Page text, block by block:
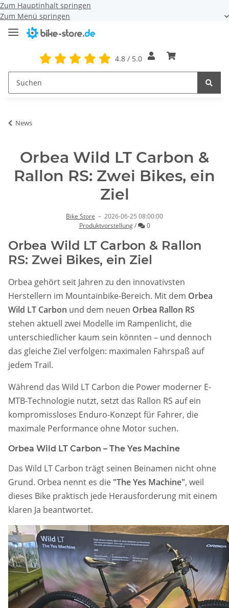
Zum Hauptinhalt springen
Zum Menü springen
4.8 / 5.0
News
Orbea Wild LT Carbon &
Rallon RS: Zwei Bikes, ein
Ziel
Bike Store – 2026-06-25 08:00:00
Produktvorstellung / Kommentare
0
Orbea Wild LT Carbon & Rallon
RS: Zwei Bikes, ein Ziel
Orbea gehört seit Jahren zu den innovativsten
Herstellern im Mountainbike-Bereich. Mit dem Orbea
Wild LT Carbon und dem neuen Orbea Rallon RS
stehen aktuell zwei Modelle im Rampenlicht, die
unterschiedlicher kaum sein könnten – und dennoch
das gleiche Ziel verfolgen: maximalen Fahrspaß auf
jedem Trail.
Während das Wild LT Carbon die Power moderner E-
MTB-Technologie nutzt, setzt das Rallon RS auf ein
kompromissloses Enduro-Konzept für Fahrer, die
maximale Performance ohne Motor suchen.
Orbea Wild LT Carbon – The Yes Machine
Das Wild LT Carbon trägt seinen Beinamen nicht ohne
Grund. Orbea nennt es die "The Yes Machine", weil
dieses Bike praktisch jede Herausforderung mit einem
klaren Ja beantwortet.